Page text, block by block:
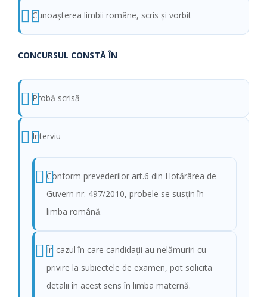
Cunoaşterea limbii române, scris şi vorbit
CONCURSUL CONSTĂ ÎN
Probă scrisă
Interviu
Conform prevederilor art.6 din Hotărârea de
Guvern nr. 497/2010, probele se susţin în
limba română.
În cazul în care candidaţii au nelămuriri cu
privire la subiectele de examen, pot solicita
detalii în acest sens în limba maternă.